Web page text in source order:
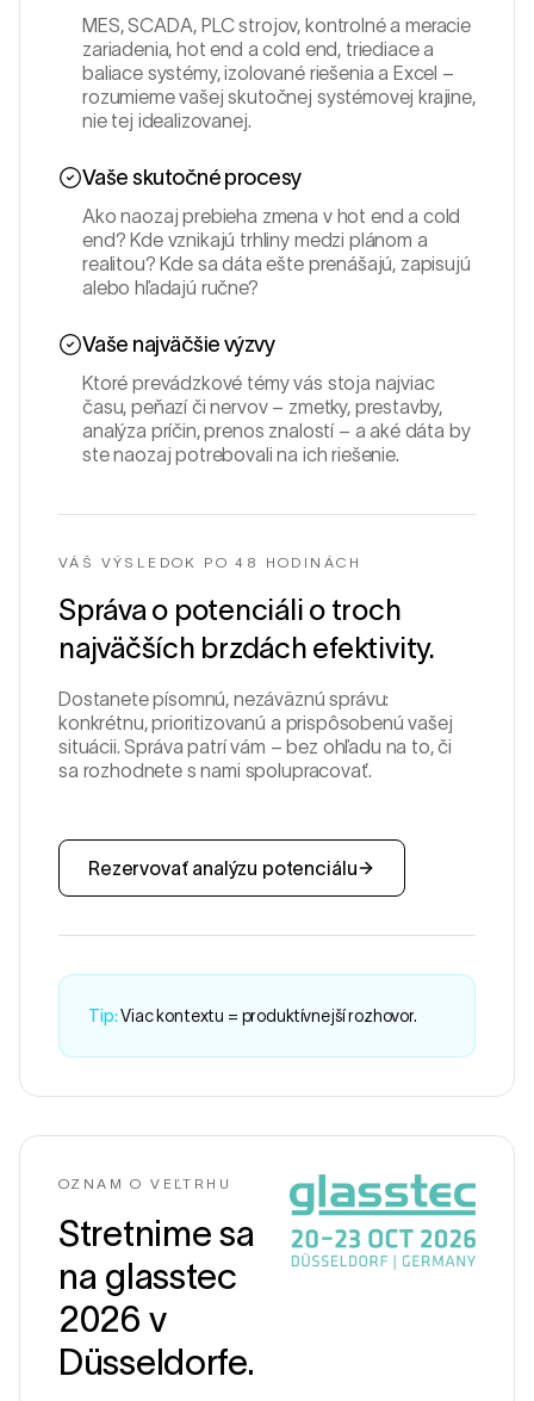
MES, SCADA, PLC strojov, kontrolné a meracie
zariadenia, hot end a cold end, triediace a
baliace systémy, izolované riešenia a Excel –
rozumieme vašej skutočnej systémovej krajine,
nie tej idealizovanej.
Vaše skutočné procesy
Ako naozaj prebieha zmena v hot end a cold
end? Kde vznikajú trhliny medzi plánom a
realitou? Kde sa dáta ešte prenášajú, zapisujú
alebo hľadajú ručne?
Vaše najväčšie výzvy
Ktoré prevádzkové témy vás stoja najviac
času, peňazí či nervov – zmetky, prestavby,
analýza príčin, prenos znalostí – a aké dáta by
ste naozaj potrebovali na ich riešenie.
VÁŠ VÝSLEDOK PO 48 HODINÁCH
Správa o potenciáli o troch
najväčších brzdách efektivity.
Dostanete písomnú, nezáväznú správu:
konkrétnu, prioritizovanú a prispôsobenú vašej
situácii. Správa patrí vám – bez ohľadu na to, či
sa rozhodnete s nami spolupracovať.
Rezervovať analýzu potenciálu
Tip: Viac kontextu = produktívnejší rozhovor.
OZNAM O VEĽTRHU
Stretnime sa
na glasstec
2026 v
Düsseldorfe.